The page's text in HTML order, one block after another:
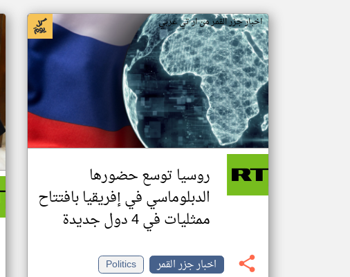
اخبار جزر القمر من ار تي عربي
روسيا توسع حضورها
الدبلوماسي في إفريقيا بافتتاح
ممثليات في 4 دول جديدة
اخبار جزر القمر
Politics